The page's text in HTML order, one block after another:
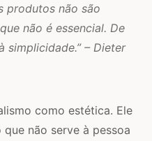
produtos não são
não é essencial. De
simplicidade.” – Dieter
como estética. Ele
não serve à pessoa